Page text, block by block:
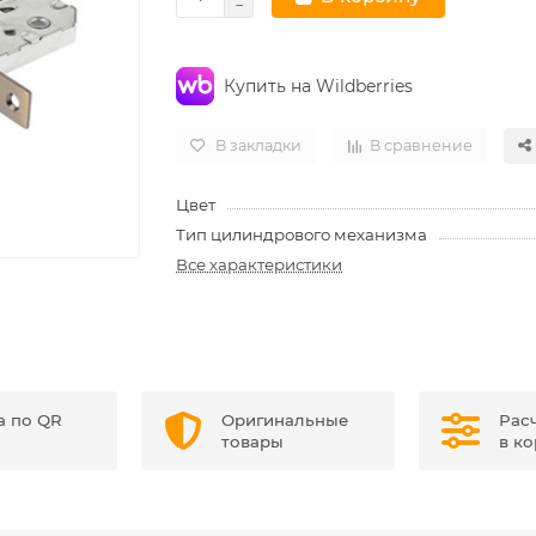
Купить на Wildberries
В закладки В сравнение
Цвет
Тип цилиндрового механизма
Все характеристики
по QR
Оригинальные
товары
в